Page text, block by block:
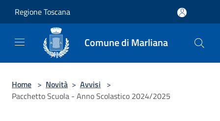
Regione Toscana
Comune di Marliana
Home > Novità > Avvisi >
Pacchetto Scuola - Anno Scolastico 2024/2025